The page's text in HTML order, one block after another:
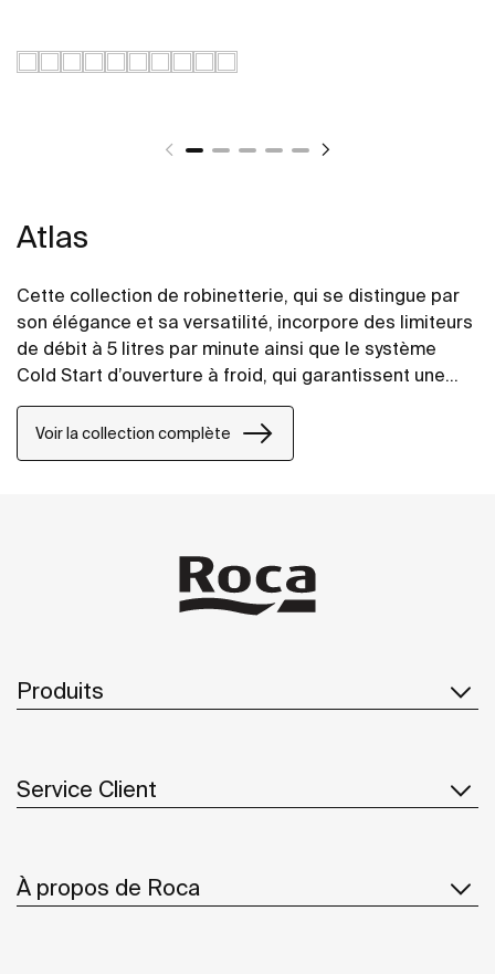
Atlas
Cette collection de robinetterie, qui se distingue par
son élégance et sa versatilité, incorpore des limiteurs
de débit à 5 litres par minute ainsi que le système
Cold Start d’ouverture à froid, qui garantissent une
meilleure économie dans la consommation d’eau et
d’énergie. De plus, afin d’offrir un plus grand confort,
le mélangeur pour la douche compte sur une étagère
Voir la collection complète
Produits
Service Client
À propos de Roca